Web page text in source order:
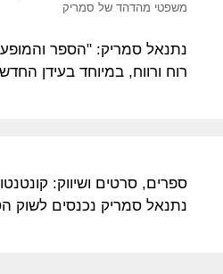
משפטי מהדהד של סמריק
נתנאל סמריק: "הספר
רוח ורווח, במיוחד בעידן
ספרים, סרטים ושיווק:
נתנאל סמריק נכנסים לשוק